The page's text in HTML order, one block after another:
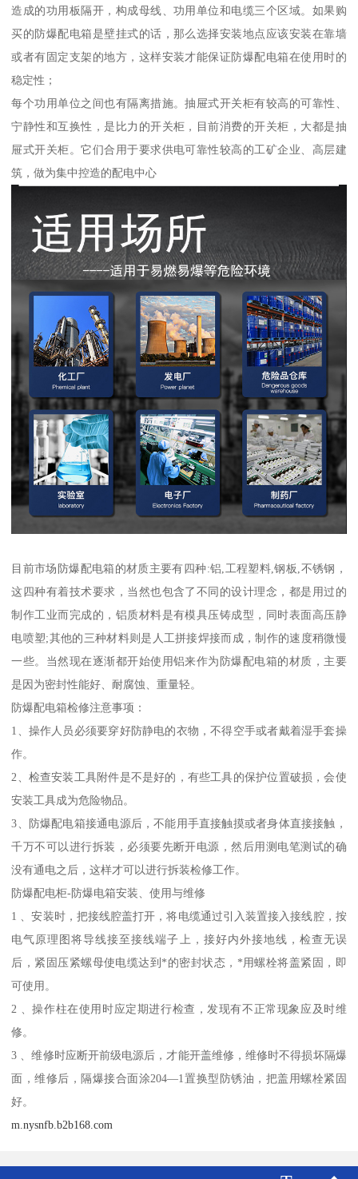
造成的功用板隔开，构成母线、功用单位和电缆三个区域。如果购
买的防爆配电箱是壁挂式的话，那么选择安装地点应该安装在靠墙
或者有固定支架的地方，这样安装才能保证防爆配电箱在使用时的
稳定性；
每个功用单位之间也有隔离措施。抽屉式开关柜有较高的可靠性、
宁静性和互换性，是比力的开关柜，目前消费的开关柜，大都是抽
屉式开关柜。它们合用于要求供电可靠性较高的工矿企业、高层建
筑，做为集中控造的配电中心
目前市场防爆配电箱的材质主要有四种:铝,工程塑料,钢板,不锈钢，
这四种有着技术要求，当然也包含了不同的设计理念，都是用过的
制作工业而完成的，铝质材料是有模具压铸成型，同时表面高压静
电喷塑;其他的三种材料则是人工拼接焊接而成，制作的速度稍微慢
一些。当然现在逐渐都开始使用铝来作为防爆配电箱的材质，主要
是因为密封性能好、耐腐蚀、重量轻。
防爆配电箱检修注意事项：
1、操作人员必须要穿好防静电的衣物，不得空手或者戴着湿手套操
作。
2、检查安装工具附件是不是好的，有些工具的保护位置破损，会使
安装工具成为危险物品。
3、防爆配电箱接通电源后，不能用手直接触摸或者身体直接接触，
千万不可以进行拆装，必须要先断开电源，然后用测电笔测试的确
没有通电之后，这样才可以进行拆装检修工作。
防爆配电柜-防爆电箱安装、使用与维修
1 、安装时，把接线腔盖打开，将电缆通过引入装置接入接线腔，按
电气原理图将导线接至接线端子上，接好内外接地线，检查无误
后，紧固压紧螺母使电缆达到*的密封状态，*用螺栓将盖紧固，即
可使用。
2 、操作柱在使用时应定期进行检查，发现有不正常现象应及时维
修。
3 、维修时应断开前级电源后，才能开盖维修，维修时不得损坏隔爆
面，维修后，隔爆接合面涂204—1置换型防锈油，把盖用螺栓紧固
好。
m.nysnfb.b2b168.com